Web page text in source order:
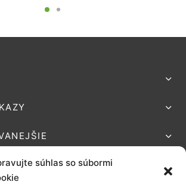
súhlas so súbormi